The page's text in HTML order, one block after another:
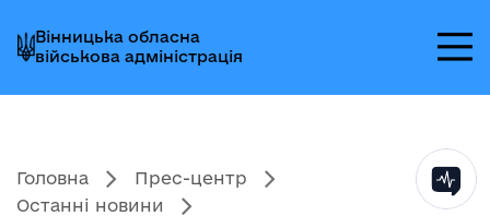
до
головного
меню
до
головного
вмісту
до
головного
колонтитула
Вінницька обласна
військова адміністрація
Головна
Прес-центр
Останні новини